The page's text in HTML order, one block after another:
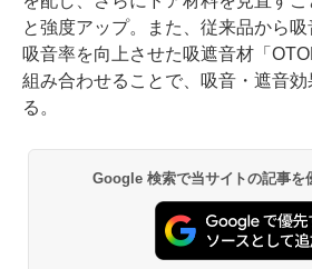
と強度アップ。また、従来品から吸
吸音率を向上させた吸遮音材「
組み合わせることで、吸音・遮音
る。
Google 検索で当サイトの記事を